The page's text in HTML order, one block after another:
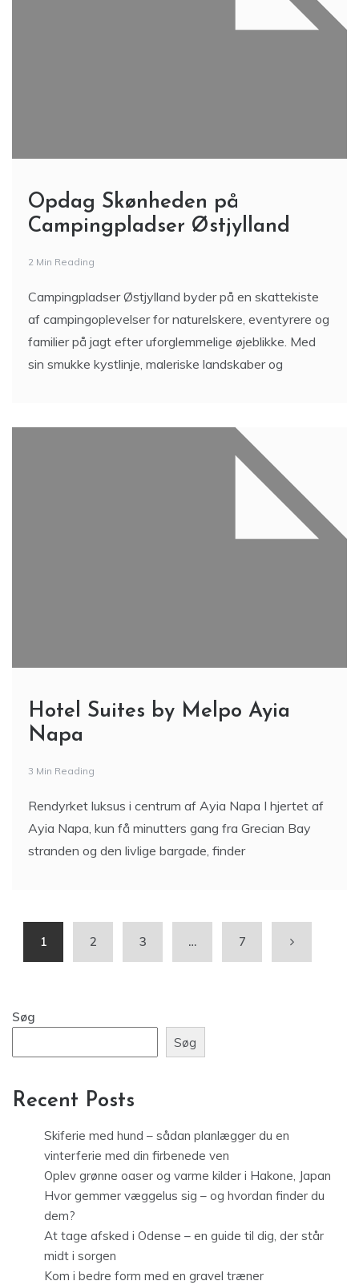
Opdag Skønheden på
Campingpladser Østjylland
2 Min Reading
Campingpladser Østjylland byder på en skattekiste
af campingoplevelser for naturelskere, eventyrere og
familier på jagt efter uforglemmelige øjeblikke. Med
sin smukke kystlinje, maleriske landskaber og
Hotel Suites by Melpo Ayia
Napa
3 Min Reading
Rendyrket luksus i centrum af Ayia Napa I hjertet af
Ayia Napa, kun få minutters gang fra Grecian Bay
stranden og den livlige bargade, finder
1 2 3 … 7
Søg
Søg
Recent Posts
Skiferie med hund – sådan planlægger du en
vinterferie med din firbenede ven
Oplev grønne oaser og varme kilder i Hakone, Japan
Hvor gemmer væggelus sig – og hvordan finder du
dem?
At tage afsked i Odense – en guide til dig, der står
midt i sorgen
Kom i bedre form med en gravel træner